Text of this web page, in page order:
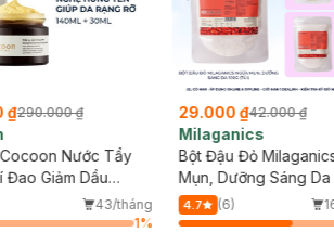
₫290.000 ₫
Nước Tẩy
Đao Giảm Dầu
Mặt Nạ Nghệ Hưng
Da Rạng Rỡ 30ml
43/tháng
1%
29.000 ₫42.000 ₫
Milaganics
Bột Đậu Đỏ
Mụn, Dưỡng Sáng Da
(Túi)
4.7 (6)